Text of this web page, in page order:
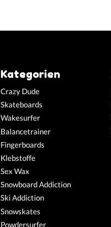
Kategorien
Crazy Dude
Skateboards
Wakesurfer
Balancetrainer
Fingerboards
Klebstoffe
Sex Wax
Snowboard Addiction
Ski Addiction
Snowskates
Powdersurfer